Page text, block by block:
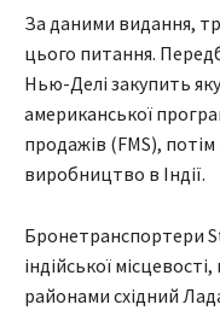
За даними видання,
цього питання.
Нью-Делі закупить
американської
продажів (FMS), потім
виробництво в Індії.
Бронетранспортери
індійської
районами східний